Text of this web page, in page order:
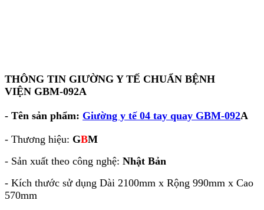
THÔNG TIN GIƯỜNG Y TẾ CHUẨN BỆNH
VIỆN GBM-092A
- Tên sản phẩm: Giường y tế 04 tay quay GBM-092A
- Thương hiệu: GBM
- Sản xuất theo công nghệ: Nhật Bản
- Kích thước sử dụng Dài 2100mm x Rộng 990mm x Cao
570mm